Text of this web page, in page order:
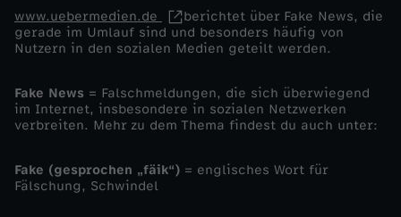
www.uebermedien.de
berichtet über Fake News, die
gerade im Umlauf sind und besonders häufig von
Nutzern in den sozialen Medien geteilt werden.
Fake News = Falschmeldungen, die sich überwiegend
im Internet, insbesondere in sozialen Netzwerken
verbreiten. Mehr zu dem Thema findest du auch unter:
Fake (gesprochen „fäik“) = englisches Wort für
Fälschung, Schwindel